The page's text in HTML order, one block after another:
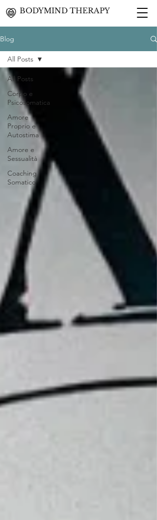
BODYMIND THERAPY
Blog
All Posts
Corpo e
Psicosomatica
Amore
Proprio e
Autostima
Amore e
Sessualità
Coaching
Somatico
All Posts